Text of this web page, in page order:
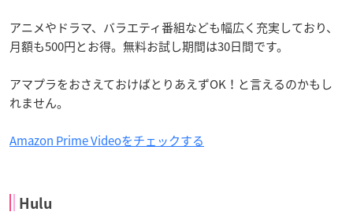
アニメやドラマ、バラエティ番組なども幅広く充実しており、
月額も500円とお得。無料お試し期間は30日間です。
アマプラをおさえておけばとりあえずOK！と言えるのかもし
れません。
Amazon Prime Videoをチェックする
Hulu